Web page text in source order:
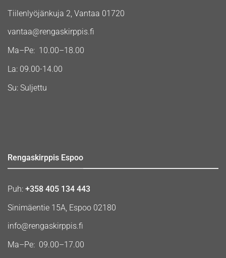
Tiilenlyöjänkuja 2, Vantaa 01720
vantaa@rengaskirppis.fi
Ma–Pe: 10.00–18.00
La: 09.00-14.00
Su: Suljettu
Rengaskirppis Espoo
Puh: +358 405 134 443
Sinimäentie 15A, Espoo 02180
info@rengaskirppis.fi
Ma–Pe: 09.00–17.00